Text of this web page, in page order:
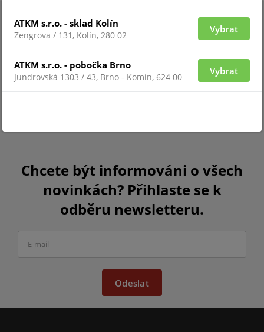
Chcete být informováni o všech
novinkách? Přihlaste se k
odběru newsletteru.
Odeslat
ATKM s.r.o. - sklad Kolín
Zengrova / 131, Kolín, 280 02
Vybrat
ATKM s.r.o. - pobočka Brno
Jundrovská 1303 / 43, Brno - Komín, 624 00
Vybrat